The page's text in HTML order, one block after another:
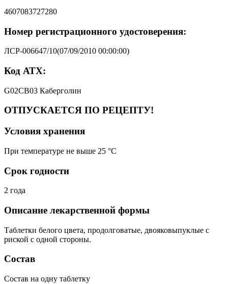
4607083727280
Номер регистрационного удостоверения:
ЛСР-006647/10(07/09/2010 00:00:00)
Код АТХ:
G02CB03 Каберголин
ОТПУСКАЕТСЯ ПО РЕЦЕПТУ!
Условия хранения
При температуре не выше 25 °C
Срок годности
2 года
Описание лекарственной формы
Таблетки белого цвета, продолговатые, двояковыпуклые с
риской с одной стороны.
Состав
Состав на одну таблетку